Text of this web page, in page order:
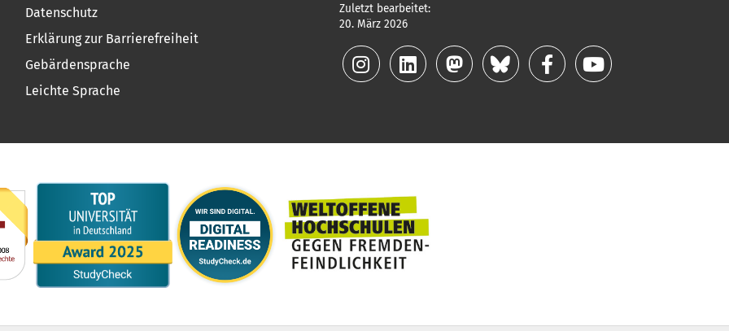
Datenschutz
Erklärung zur Barrierefreiheit
Gebärdensprache
Leichte Sprache
Zuletzt bearbeitet:
20. März 2026